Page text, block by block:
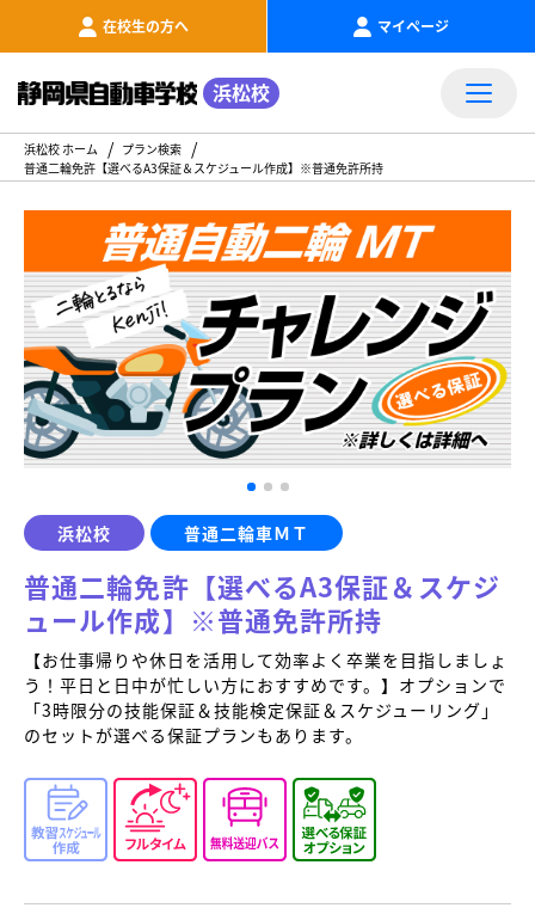
在校生の方へ マイページ
浜松校
浜松校 ホーム
プラン検索
普通二輪免許【選べるA3保証＆スケジュール作成】※普通免許所持
浜松校 普通二輪車ＭＴ
普通二輪免許【選べるA3保証＆スケジ
ュール作成】※普通免許所持
【お仕事帰りや休日を活用して効率よく卒業を目指しましょ
う！平日と日中が忙しい方におすすめです。】オプションで
「3時限分の技能保証＆技能検定保証＆スケジューリング」
のセットが選べる保証プランもあります。